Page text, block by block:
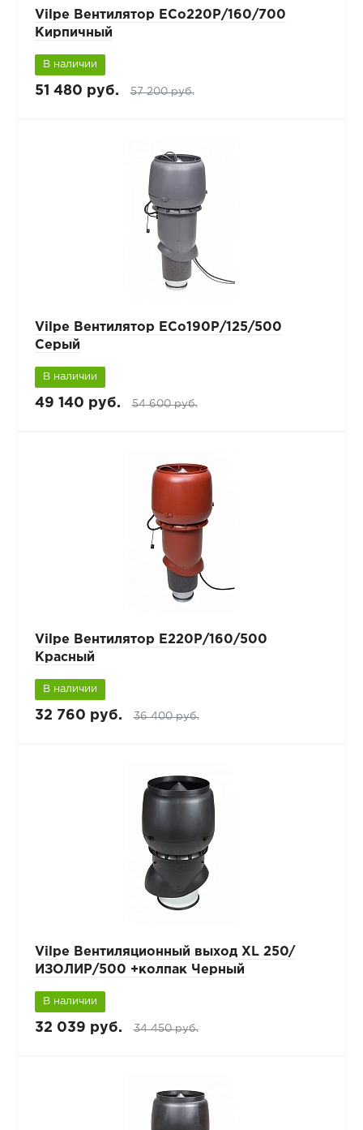
Vilpe Вентилятор ECo220Р/160/700
Кирпичный
В наличии
51 480 руб. 57 200 руб.
Vilpe Вентилятор ECo190Р/125/500
Серый
В наличии
49 140 руб. 54 600 руб.
Vilpe Вентилятор Е220Р/160/500
Красный
В наличии
32 760 руб. 36 400 руб.
Vilpe Вентиляционный выход XL 250/
ИЗОЛИР/500 +колпак Черный
В наличии
32 039 руб. 34 450 руб.